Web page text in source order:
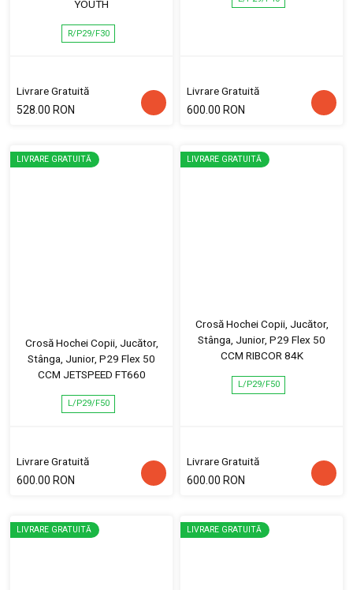
YOUTH
R/P29/F30
Livrare Gratuită
528.00 RON
Livrare Gratuită
600.00 RON
LIVRARE GRATUITĂ
Crosă Hochei Copii, Jucător,
Stânga, Junior, P29 Flex 50
CCM JETSPEED FT660
L/P29/F50
Livrare Gratuită
600.00 RON
LIVRARE GRATUITĂ
Crosă Hochei Copii, Jucător,
Stânga, Junior, P29 Flex 50
CCM RIBCOR 84K
L/P29/F50
Livrare Gratuită
600.00 RON
LIVRARE GRATUITĂ LIVRARE GRATUITĂ